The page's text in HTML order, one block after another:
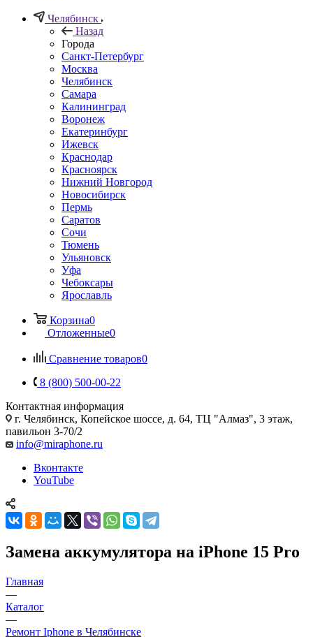
Челябинск
Назад
Города
Санкт-Петербург
Москва
Челябинск
Самара
Калининград
Воронеж
Екатеринбург
Ижевск
Краснодар
Красноярск
Нижний Новгород
Новосибирск
Пермь
Саратов
Сочи
Тюмень
Ульяновск
Уфа
Чебоксары
Ярославль
Корзина0
Отложенные0
Сравнение товаров0
8 (800) 500-00-22
Контактная информация
г. Челябинск, Копейское шоссе, д. 64, ТЦ "Алмаз", 3 этаж,
павильон 3-70/2
info@miraphone.ru
Вконтакте
YouTube
Замена аккумулятора на iPhone 15 Pro
Главная
—
Каталог
—
Ремонт Iphone в Челябинске